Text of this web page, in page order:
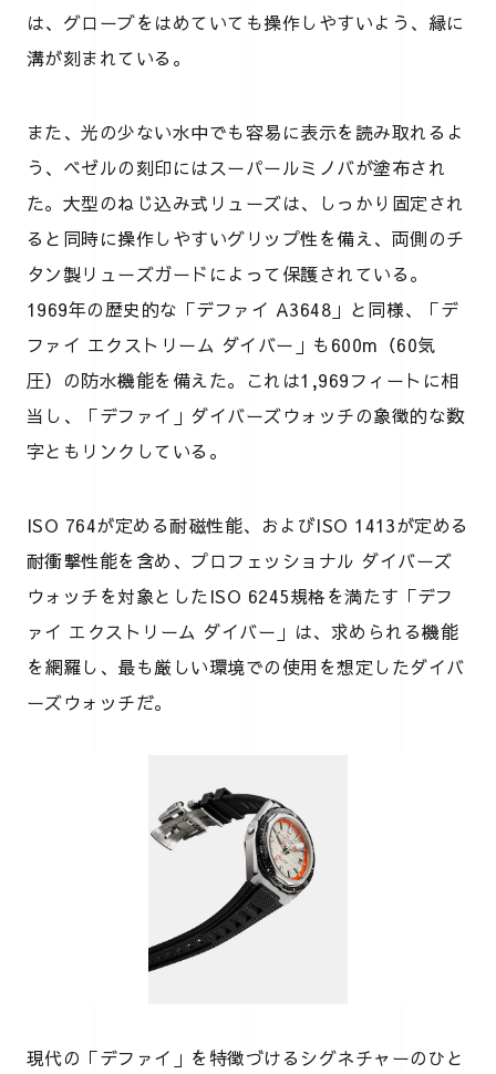
は、グローブをはめていても操作しやすいよう、縁に
溝が刻まれている。
また、光の少ない水中でも容易に表示を読み取れるよ
う、ベゼルの刻印にはスーパールミノバが塗布され
た。大型のねじ込み式リューズは、しっかり固定され
ると同時に操作しやすいグリップ性を備え、両側のチ
タン製リューズガードによって保護されている。
1969年の歴史的な「デファイ A3648」と同様、「デ
ファイ エクストリーム ダイバー」も600m（60気
圧）の防水機能を備えた。これは1,969フィートに相
当し、「デファイ」ダイバーズウォッチの象徴的な数
字ともリンクしている。
ISO 764が定める耐磁性能、およびISO 1413が定める
耐衝撃性能を含め、プロフェッショナル ダイバーズ
ウォッチを対象としたISO 6245規格を満たす「デフ
ァイ エクストリーム ダイバー」は、求められる機能
を網羅し、最も厳しい環境での使用を想定したダイバ
ーズウォッチだ。
現代の「デファイ」を特徴づけるシグネチャーのひと